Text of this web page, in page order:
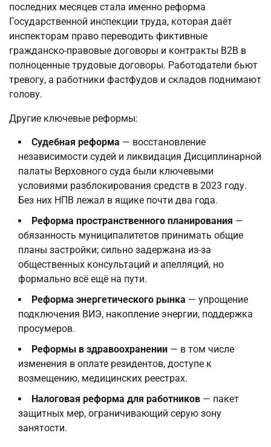
последних месяцев стала именно реформа
Государственной инспекции труда, которая даёт
инспекторам право переводить фиктивные
гражданско-правовые договоры и контракты B2B в
полноценные трудовые договоры. Работодатели бьют
тревогу, а работники фастфудов и складов поднимают
голову.
Другие ключевые реформы:
Судебная реформа — восстановление
независимости судей и ликвидация Дисциплинарной
палаты Верховного суда были ключевыми
условиями разблокирования средств в 2023 году.
Без них НПВ лежал в ящике почти два года.
Реформа пространственного планирования —
обязанность муниципалитетов принимать общие
планы застройки; сильно задержана из-за
общественных консультаций и апелляций, но
формально всё ещё на пути.
Реформа энергетического рынка — упрощение
подключения ВИЭ, накопление энергии, поддержка
просумеров.
Реформы в здравоохранении — в том числе
изменения в оплате резидентов, доступе к
возмещению, медицинских реестрах.
Налоговая реформа для работников — пакет
защитных мер, ограничивающий серую зону
занятости.